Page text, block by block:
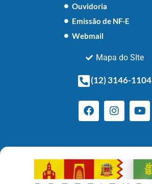
Ouvidoria
Emissão de NF-E
Webmail
Mapa do SIte
(12) 3146-1104